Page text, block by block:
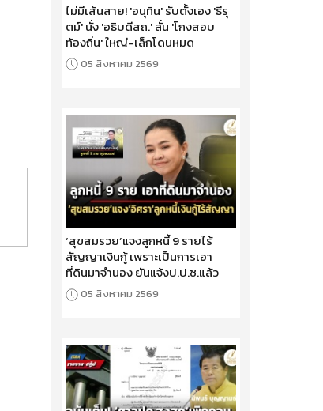
ไม่มีเส้นสาย! 'อนุทิน' รับตั้งเอง 'ธีรุ
ตม์' นั่ง 'อธิบดีสถ.' ลั่น 'โกงสอบ
ท้องถิ่น' ใหญ่-เล็กโดนหมด
05 สิงหาคม 2569
‘สุขสมรวย’แจงลูกหนี้ 9 รายไร้
สัญญาเงินกู้ เพราะเป็นการเอา
ที่ดินมาจำนอง ยันแจ้งป.ป.ช.แล้ว
05 สิงหาคม 2569